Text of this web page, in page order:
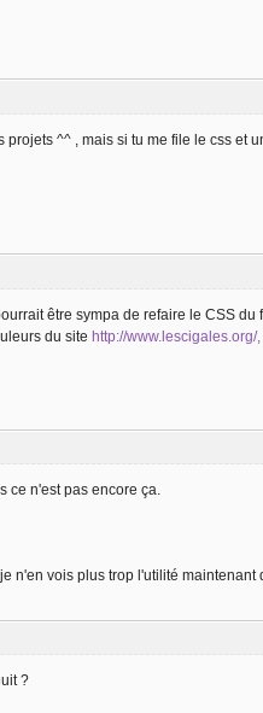
^^ , mais si tu me file le css et
être sympa de refaire le CSS
du site http://www.lescigales.org/,
ce n'est pas encore ça.
n'en vois plus trop l'utilité maintenant
?